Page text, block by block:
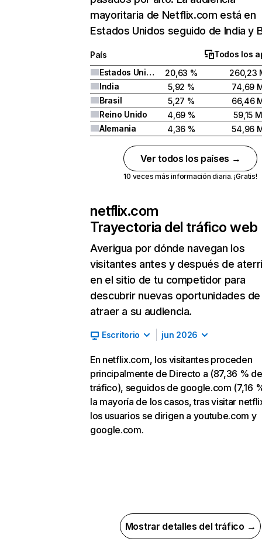
mayoritaria de Netflix.com está en
Estados Unidos seguido de India y
País
Todos los
Estados Unidos
20,63 %
260,23
India
5,92 %
74,69
Brasil
5,27 %
66,46
Reino Unido
4,69 %
59,15 M
Alemania
4,36 % 54,96
Ver todos los países →
10 veces más información diaria. ¡Gratis!
netflix.com
Trayectoria del tráfico web
Averigua por dónde navegan los
visitantes antes y después de
en el sitio de tu competidor para
descubrir nuevas oportunidades de
atraer a su audiencia.
Escritorio jun 2026
En netflix.com, los visitantes proceden
principalmente de Directo a (87,36 % de
tráfico), seguidos de google.com (7,16
la mayoría de los casos, tras visitar
los usuarios se dirigen a youtube.com y
google.com.
Mostrar detalles del tráfico →